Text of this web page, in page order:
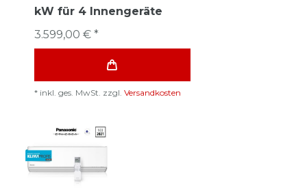
kW für 4 Innengeräte
3.599,00 € *
* inkl. ges. MwSt. zzgl. Versandkosten